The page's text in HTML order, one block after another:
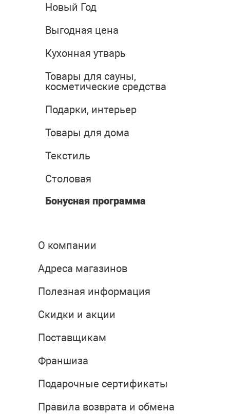
Новый Год
Выгодная цена
Кухонная утварь
Товары для сауны,
косметические средства
Подарки, интерьер
Товары для дома
Текстиль
Столовая
Бонусная программа
О компании
Адреса магазинов
Полезная информация
Скидки и акции
Поставщикам
Франшиза
Подарочные сертификаты
Правила возврата и обмена